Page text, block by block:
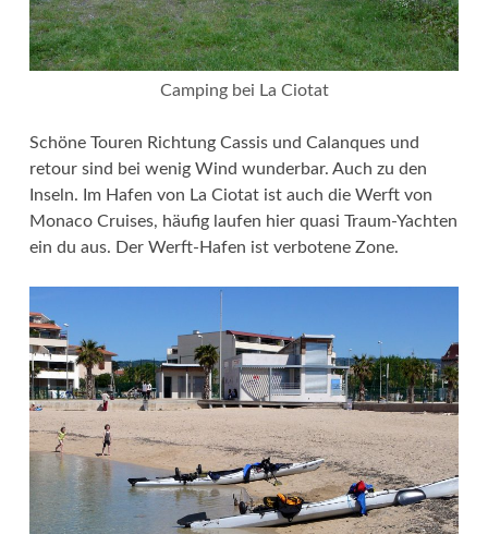
Camping bei La Ciotat
Schöne Touren Richtung Cassis und Calanques und
retour sind bei wenig Wind wunderbar. Auch zu den
Inseln. Im Hafen von La Ciotat ist auch die Werft von
Monaco Cruises, häufig laufen hier quasi Traum-Yachten
ein du aus. Der Werft-Hafen ist verbotene Zone.